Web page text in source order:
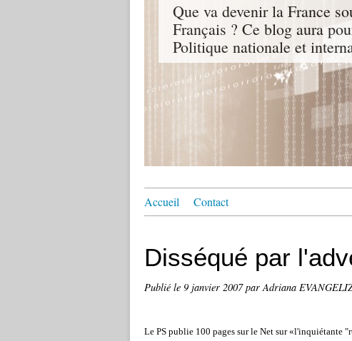
Que va devenir la France
Français ? Ce blog aura
Politique nationale et
Accueil Contact
Disséqué par
Publié le 9 janvier 2007par Adriana
Le PS publie 100 pages sur le Net sur «l'inquiétante